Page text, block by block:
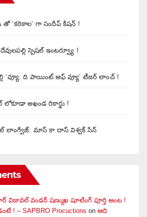
తో ‘కరికాల’ గా సందీప్ కిషన్ !
స్పెషల్ ఇంటర్వ్యూ !
ది పాయింట్ ఆఫ్ వ్యూ’ టీజర్ లాంచ్ !
అఖండ రికార్డు !
లాంగ్వేజ్‌: మాస్ కా దాస్ విశ్వక్ సేన్
వండ‌ర్ ష‌ణ్ముఖ షూటింగ్ పూర్తి అంట !
! – SAPBRO Procuctions on ఆది